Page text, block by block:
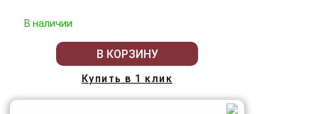
В наличии
В КОРЗИНУ
Купить в 1 клик